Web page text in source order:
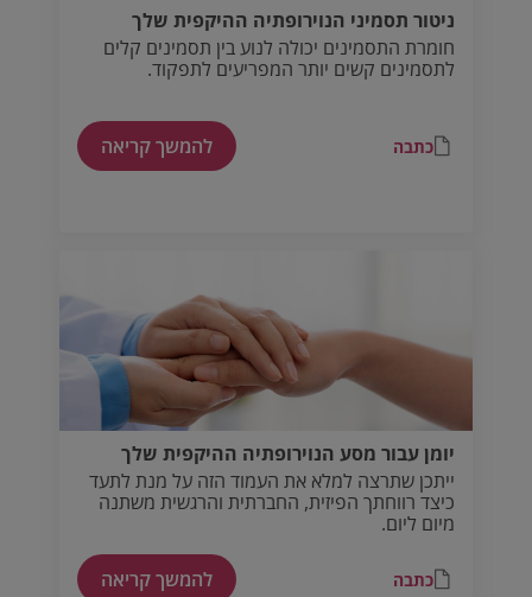
ניטור תסמיני הנוירופתיה ההיקפית שלך
חומרת התסמינים יכולה לנוע בין תסמינים קלים
לתסמינים קשים יותר המפריעים לתפקוד.
כתבה להמשך קריאה
יומן עבור מסע הנוירופתיה ההיקפית שלך
ייתכן שתרצה למלא את העמוד הזה על מנת לתעד
כיצד רווחתך הפיזית, החברתית והרגשית משתנה
מיום ליום.
כתבה להמשך קריאה